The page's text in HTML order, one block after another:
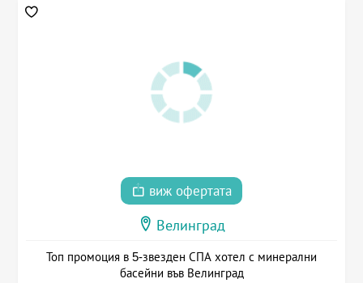
виж офертата
Велинград
Топ промоция в 5-звезден СПА хотел с минерални
басейни във Велинград